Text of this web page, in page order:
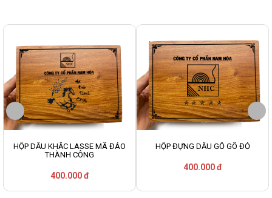
HỘP DẤU KHẮC LASSE MÃ ĐÁO
THÀNH CÔNG
400.000 đ
HỘP ĐỰNG DẤU GỖ GÕ ĐỎ
400.000 đ